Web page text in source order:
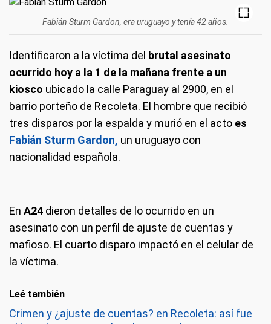
Fabián Sturm Gardon, era uruguayo y tenía 42 años.
Identificaron a la víctima del brutal asesinato
ocurrido hoy a la 1 de la mañana frente a un
kiosco ubicado la calle Paraguay al 2900, en el
barrio porteño de Recoleta. El hombre que recibió
tres disparos por la espalda y murió en el acto es
Fabián Sturm Gardon, un uruguayo con
nacionalidad española.
En A24 dieron detalles de lo ocurrido en un
asesinato con un perfil de ajuste de cuentas y
mafioso. El cuarto disparo impactó en el celular de
la víctima.
Leé también
Crimen y ¿ajuste de cuentas? en Recoleta: así fue